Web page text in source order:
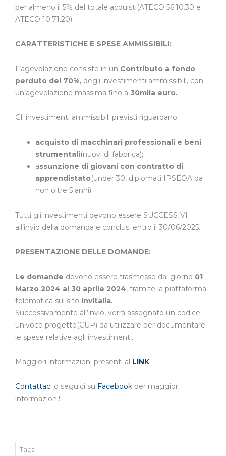
per almeno il 5% del totale acquisti(ATECO 56.10.30 e
ATECO 10.71.20)
CARATTERISTICHE E SPESE AMMISSIBILI:
L’agevolazione consiste in un Contributo a fondo
perduto del 70%, degli investimenti ammissibili, con
un’agevolazione massima fino a 30mila euro.
Gli investimenti ammissibili previsti riguardano:
acquisto di macchinari professionali e beni
strumentali(nuovi di fabbrica);
assunzione di giovani con contratto di
apprendistato(under 30, diplomati IPSEOA da
non oltre 5 anni).
Tutti gli investimenti devono essere SUCCESSIVI
all’invio della domanda e conclusi entro il 30/06/2025.
PRESENTAZIONE DELLE DOMANDE:
Le domande devono essere trasmesse dal giorno 01
Marzo 2024 al 30 aprile 2024, tramite la piattaforma
telematica sul sito Invitalia.
Successivamente all’invio, verrà assegnato un codice
univoco progetto(CUP) da utilizzare per documentare
le spese relative agli investimenti.
Maggiori informazioni presenti al LINK.
Contattaci o seguici su Facebook per maggiori
informazioni!
Tags: